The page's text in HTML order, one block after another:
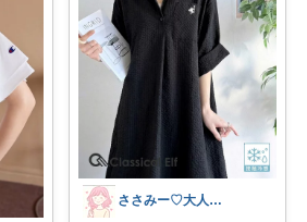
ささみー♡大人可愛いファッション